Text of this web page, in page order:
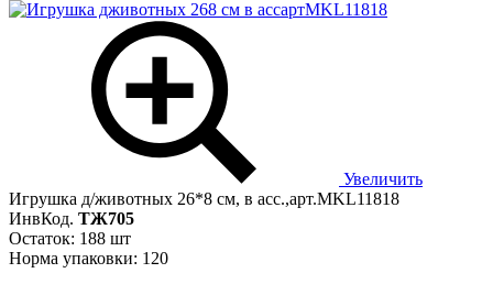
Увеличить
Игрушка д/животных 26*8 см, в асс.,арт.MKL11818
ИнвКод. ТЖ705
Остаток: 188 шт
Норма упаковки: 120